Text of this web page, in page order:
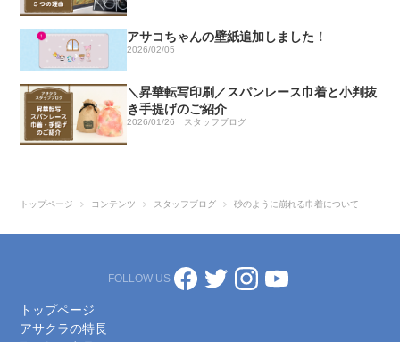
アサコちゃんの壁紙追加しました！
2026/02/05
＼昇華転写印刷／スパンレース巾着と小判抜
き手提げのご紹介
2026/01/26 スタッフブログ
トップページ コンテンツ スタッフブログ 砂のように崩れる巾着について
FOLLOW US
トップページ
アサクラの特長